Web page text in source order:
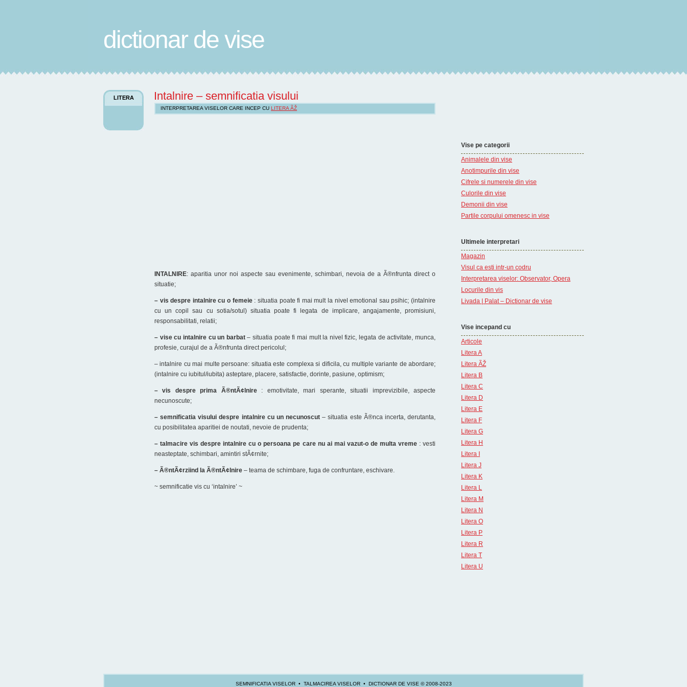
dictionar de vise
Vise pe categorii
Animalele din vise
Anotimpurile din vise
Cifrele si numerele din vise
Culorile din vise
Demonii din vise
Partile corpului omenesc in vise
Ultimele interpretari
Magazin
Visul ca esti intr-un codru
Interpretarea viselor: Observator, Opera
Locurile din vis
Livada | Palat – Dictionar de vise
Vise incepand cu
Articole
Litera A
Litera ÃŽ
Litera B
Litera C
Litera D
Litera E
Litera F
Litera G
Litera H
Litera I
Litera J
Litera K
Litera L
Litera M
Litera N
Litera O
Litera P
Litera R
Litera T
Litera U
LITERA Intalnire – semnificatia visului
INTERPRETAREA VISELOR CARE INCEP CU LITERA ÃŽ
INTALNIRE: aparitia unor noi aspecte sau evenimente, schimbari, nevoia de a Ã®nfrunta direct o
situatie;
– vis despre intalnire cu o femeie: situatia poate fi mai mult la nivel emotional sau psihic; (intalnire
cu un copil sau cu sotia/sotul) situatia poate fi legata de implicare, angajamente, promisiuni,
responsabilitati, relatii;
– vise cu intalnire cu un barbat– situatia poate fi mai mult la nivel fizic, legata de activitate, munca,
profesie, curajul de a Ã®nfrunta direct pericolul;
– intalnire cu mai multe persoane: situatia este complexa si dificila, cu multiple variante de abordare;
(intalnire cu iubitul/iubita) asteptare, placere, satisfactie, dorinte, pasiune, optimism;
– vis despre prima Ã®ntÃ¢lnire: emotivitate, mari sperante, situatii imprevizibile, aspecte
necunoscute;
– semnificatia visului despre intalnire cu un necunoscut – situatia este Ã®nca incerta, derutanta,
cu posibilitatea aparitiei de noutati, nevoie de prudenta;
– talmacire vis despre intalnire cu o persoana pe care nu ai mai vazut-o de multa vreme: vesti
neasteptate, schimbari, amintiri stÃ¢rnite;
– Ã®ntÃ¢rziind la Ã®ntÃ¢lnire – teama de schimbare, fuga de confruntare, eschivare.
~ semnificatie vis cu ‘intalnire’ ~
SEMNIFICATIA VISELOR • TALMACIREA VISELOR • DICTIONAR DE VISE © 2008-2023